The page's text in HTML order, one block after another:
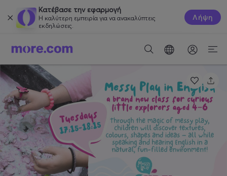
Κατέβασε την εφαρμογή
Η καλύτερη εμπειρία για να ανακαλύπτεις
εκδηλώσεις.
Λήψη